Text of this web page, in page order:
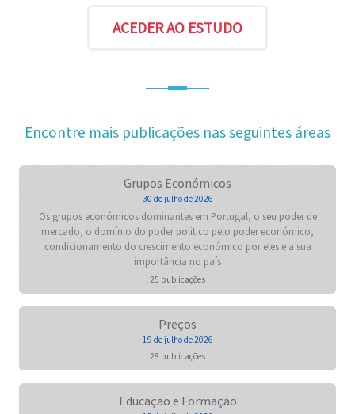
Encontre mais publicações nas seguintes áreas
Grupos Económicos
30 de julho de 2026
Os grupos económicos dominantes em Portugal, o seu poder de
mercado, o domínio do poder politico pelo poder económico,
condicionamento do crescimento económico por eles e a sua
importância no país
25 publicações
Preços
19 de julho de 2026
28 publicações
Educação e Formação